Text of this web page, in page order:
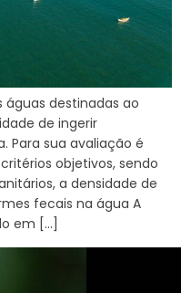
águas destinadas ao
de ingerir
Para sua avaliação é
objetivos, sendo
a densidade de
fecais na água A
em […]